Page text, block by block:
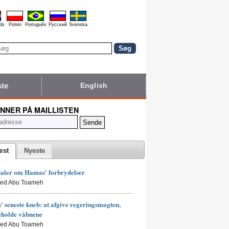
Polski Português Pyccĸий Svenska
English
PÅ MAILLISTEN
Nyeste
om Hamas' forbrydelser
Abu Toameh
seneste kneb: at afgive regeringsmagten,
våbnene
Abu Toameh